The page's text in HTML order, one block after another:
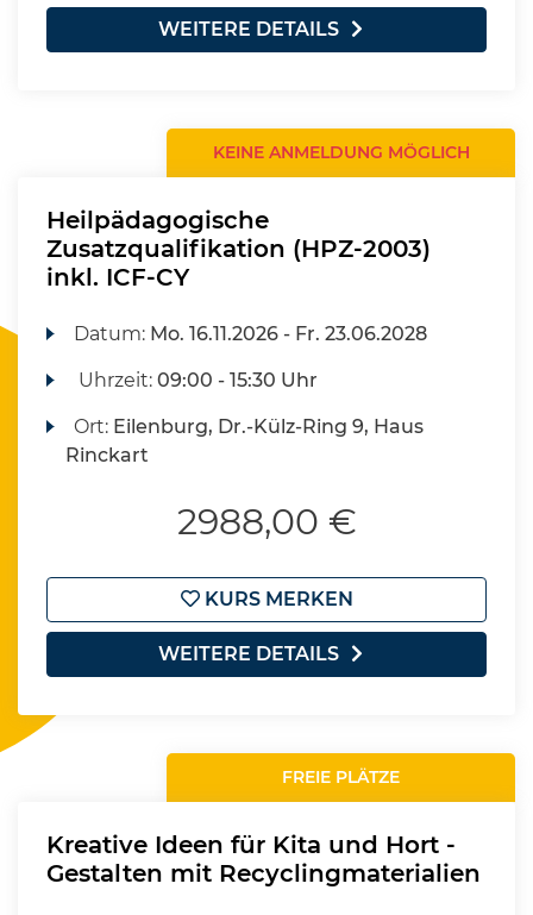
WEITERE DETAILS
KEINE ANMELDUNG MÖGLICH
Heilpädagogische
Zusatzqualifikation (HPZ-2003)
inkl. ICF-CY
Datum: Mo. 16.11.2026 - Fr. 23.06.2028
Uhrzeit:09:00 - 15:30 Uhr
Ort: Eilenburg, Dr.-Külz-Ring 9, Haus
Rinckart
2988,00 €
KURS MERKEN
WEITERE DETAILS
FREIE PLÄTZE
Kreative Ideen für Kita und Hort -
Gestalten mit Recyclingmaterialien